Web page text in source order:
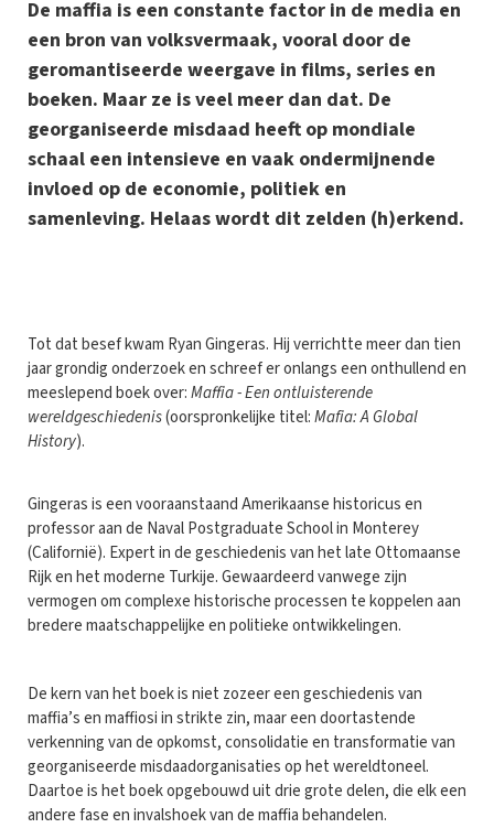
De maffia is een constante factor in de media en
een bron van volksvermaak, vooral door de
geromantiseerde weergave in films, series en
boeken. Maar ze is veel meer dan dat. De
georganiseerde misdaad heeft op mondiale
schaal een intensieve en vaak ondermijnende
invloed op de economie, politiek en
samenleving. Helaas wordt dit zelden (h)erkend.
Tot dat besef kwam Ryan Gingeras. Hij verrichtte meer dan tien
jaar grondig onderzoek en schreef er onlangs een onthullend en
meeslepend boek over:Maffia - Een ontluisterende
wereldgeschiedenis(oorspronkelijke titel:Mafia: A Global
History).
Gingeras is een vooraanstaand Amerikaanse historicus en
professor aan de Naval Postgraduate School in Monterey
(Californië). Expert in de geschiedenis van het late Ottomaanse
Rijk en het moderne Turkije. Gewaardeerd vanwege zijn
vermogen om complexe historische processen te koppelen aan
bredere maatschappelijke en politieke ontwikkelingen.
De kern van het boek is niet zozeer een geschiedenis van
maffia’s en maffiosi in strikte zin, maar een doortastende
verkenning van de opkomst, consolidatie en transformatie van
georganiseerde misdaadorganisaties op het wereldtoneel.
Daartoe is het boek opgebouwd uit drie grote delen, die elk een
andere fase en invalshoek van de maffia behandelen.